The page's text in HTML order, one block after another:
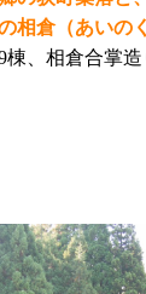
相倉（あいの
、相倉合掌